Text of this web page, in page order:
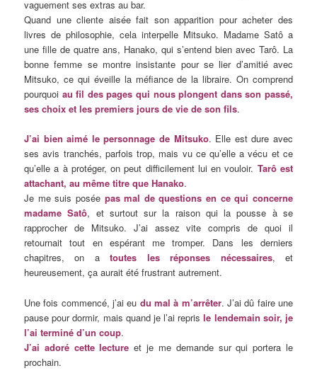
vaguement ses extras au bar.
Quand une cliente aisée fait son apparition pour acheter des
livres de philosophie, cela interpelle Mitsuko. Madame Satô a
une fille de quatre ans, Hanako, qui s’entend bien avec Tarô. La
bonne femme se montre insistante pour se lier d’amitié avec
Mitsuko, ce qui éveille la méfiance de la libraire. On comprend
pourquoi au fil des pages qui nous plongent dans son passé,
ses choix et les premiers jours de vie de son fils.
J’ai bien aimé le personnage de Mitsuko. Elle est dure avec
ses avis tranchés, parfois trop, mais vu ce qu’elle a vécu et ce
qu’elle a à protéger, on peut difficilement lui en vouloir. Tarô est
attachant, au même titre que Hanako.
Je me suis posée pas mal de questions en ce qui concerne
madame Satô, et surtout sur la raison qui la pousse à se
rapprocher de Mitsuko. J’ai assez vite compris de quoi il
retournait tout en espérant me tromper. Dans les derniers
chapitres, on atoutes les réponses nécessaires, et
heureusement, ça aurait été frustrant autrement.
Une fois commencé, j’ai eu du mal à m’arrêter. J’ai dû faire une
pause pour dormir, mais quand je l’ai reprisle lendemain soir, je
l’ai terminé d’un coup.
J’ai adoré cette lecture et je me demande sur qui portera le
prochain.